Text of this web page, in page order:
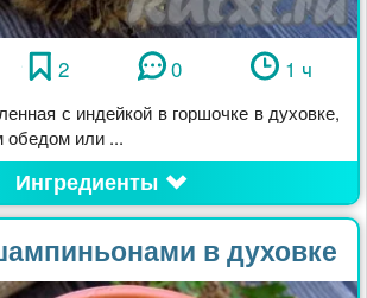
2 0 1 ч
с индейкой в горшочке в духовке,
обедом или ...
Ингредиенты
в духовке